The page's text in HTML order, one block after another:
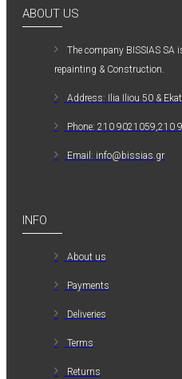
ABOUT US
The company ΒISSIAS SA
repainting & Construction.
Address: Ilia Iliou 50 &
Phone: 210 9021059,210
Email: info@bissias.gr
INFO
About us
Payments
Deliveries
Terms
Returns